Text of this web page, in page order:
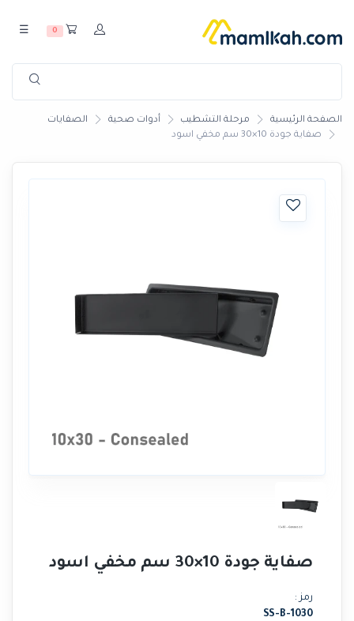
0
☰
الصفحة الرئيسية مرحلة التشطيب أدوات صحية
الصفايات
صفاية جودة 10×30 سم مخفي اسود
صفاية جودة 10×30 سم مخفي اسود
رمز :
SS-B-1030